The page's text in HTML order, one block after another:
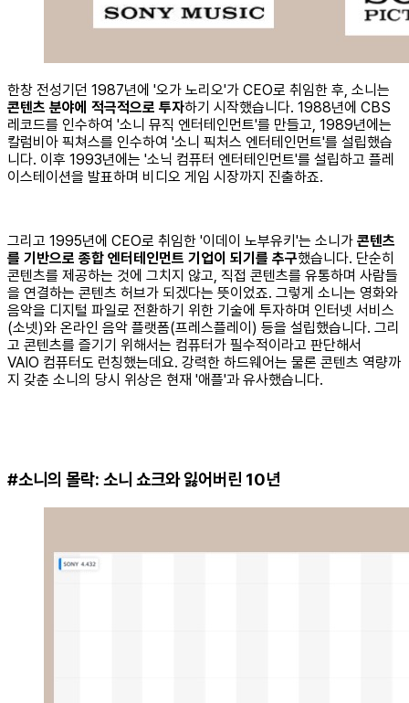
한창 전성기던 1987년에 '오가 노리오'가 CEO로 취임한 후, 소니는
콘텐츠 분야에 적극적으로 투자하기 시작했습니다. 1988년에 CBS
레코드를 인수하여 '소니 뮤직 엔터테인먼트'를 만들고, 1989년에는
칼럼비아 픽쳐스를 인수하여 '소니 픽처스 엔터테인먼트'를 설립했습
니다. 이후 1993년에는 '소닉 컴퓨터 엔터테인먼트'를 설립하고 플레
이스테이션을 발표하며 비디오 게임 시장까지 진출하죠.
그리고 1995년에 CEO로 취임한 '이데이 노부유키'는 소니가 콘텐츠
를 기반으로 종합 엔터테인먼트 기업이 되기를 추구했습니다. 단순히
콘텐츠를 제공하는 것에 그치지 않고, 직접 콘텐츠를 유통하며 사람들
을 연결하는 콘텐츠 허브가 되겠다는 뜻이었죠. 그렇게 소니는 영화와
음악을 디지털 파일로 전환하기 위한 기술에 투자하며 인터넷 서비스
(소넷)와 온라인 음악 플랫폼(프레스플레이) 등을 설립했습니다. 그리
고 콘텐츠를 즐기기 위해서는 컴퓨터가 필수적이라고 판단해서
VAIO 컴퓨터도 런칭했는데요. 강력한 하드웨어는 물론 콘텐츠 역량까
지 갖춘 소니의 당시 위상은 현재 '애플'과 유사했습니다.
#소니의 몰락: 소니 쇼크와 잃어버린 10년